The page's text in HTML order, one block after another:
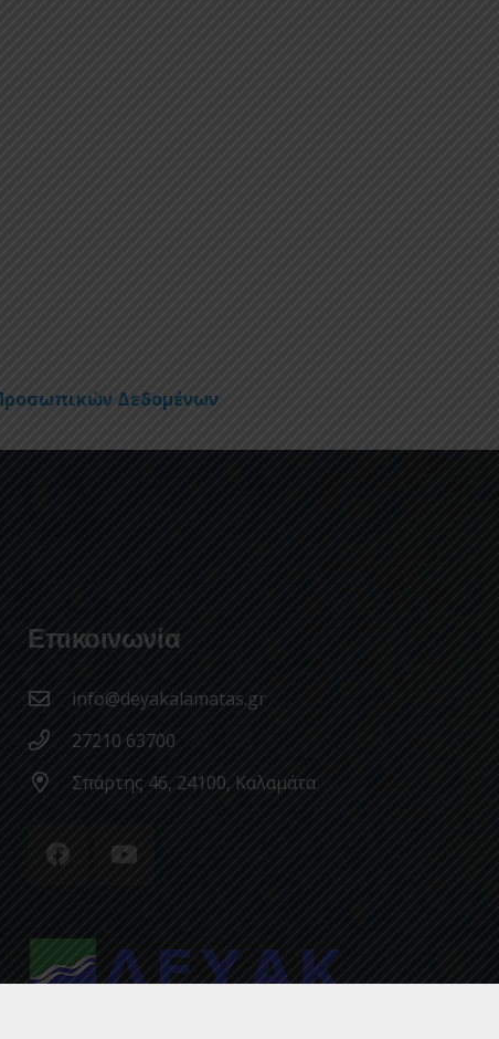
Δεδομένων
Επικοινωνία
info@deyakalamatas.gr
27210 63700
Σπάρτης 46, 24100, Καλαμάτα